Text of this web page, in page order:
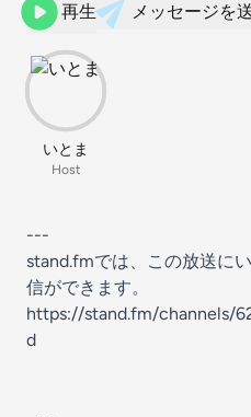
再生 メッセージを
いとま
Host
---
stand.fmでは、この放送に
信ができます。
https://stand.fm/channels/
d